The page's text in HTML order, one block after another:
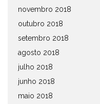
novembro 2018
outubro 2018
setembro 2018
agosto 2018
julho 2018
junho 2018
maio 2018